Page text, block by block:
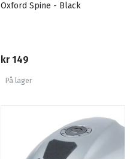
Oxford Spine - Black
kr 149
På lager